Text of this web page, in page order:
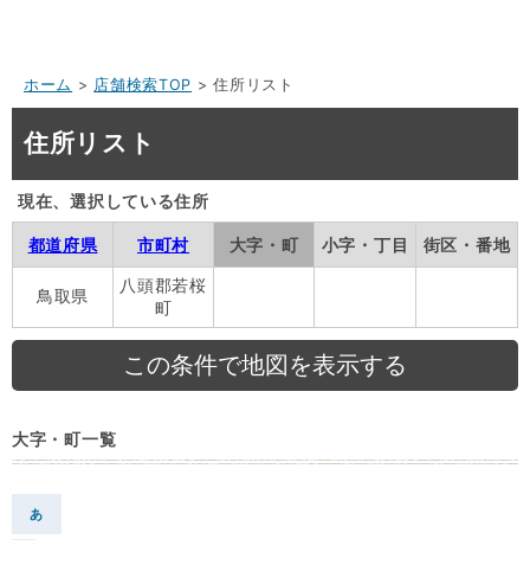
ホーム > 店舗検索TOP > 住所リスト
住所リスト
現在、選択している住所
都道府県 市町村 大字・町 小字・丁目 街区・番地
鳥取県
八頭郡若桜
町
大字・町一覧
あ